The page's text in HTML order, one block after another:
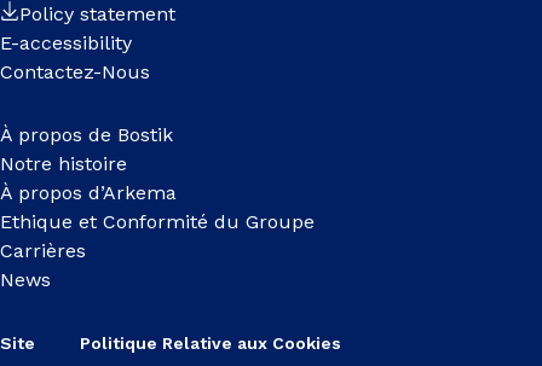
Policy statement
E-accessibility
Contactez-Nous
À propos de Bostik
Notre histoire
À propos d’Arkema
Ethique et Conformité du Groupe
Carrières
News
Site Politique Relative aux Cookies